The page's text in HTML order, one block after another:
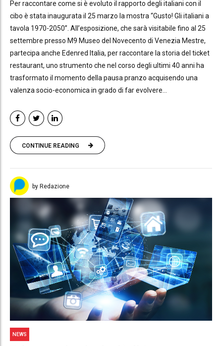
Per raccontare come si è evoluto il rapporto degli italiani con il
cibo è stata inaugurata il 25 marzo la mostra “Gusto! Gli italiani a
tavola 1970-2050”. All’esposizione, che sarà visitabile fino al 25
settembre presso M9 Museo del Novecento di Venezia Mestre,
partecipa anche Edenred Italia, per raccontare la storia del ticket
restaurant, uno strumento che nel corso degli ultimi 40 anni ha
trasformato il momento della pausa pranzo acquisendo una
valenza socio-economica in grado di far evolvere...
CONTINUE READING
by Redazione
NEWS